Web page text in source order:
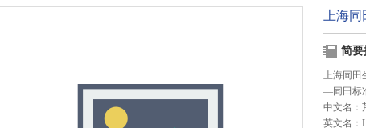
上海
简要
上海同田
—同田标
中文名：
英文名：